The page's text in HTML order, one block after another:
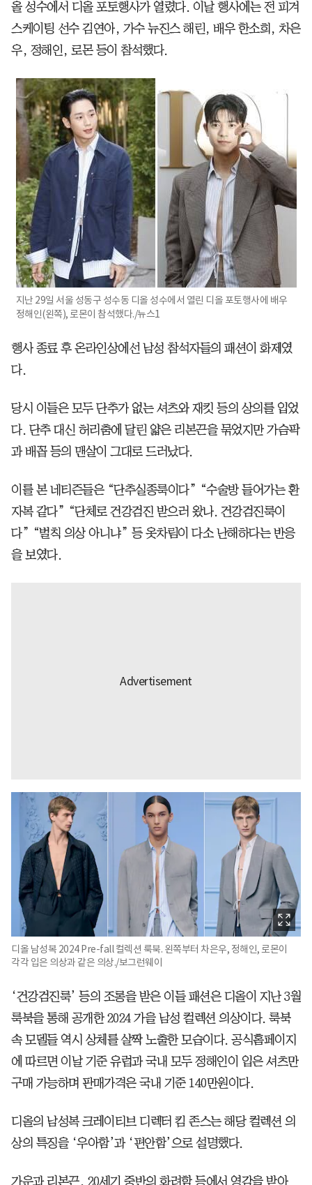
올 성수에서 디올 포토행사가 열렸다. 이날 행사에는 전 피겨
스케이팅 선수 김연아, 가수 뉴진스 해린, 배우 한소희, 차은
우, 정해인, 로몬 등이 참석했다.
지난 29일 서울 성동구 성수동 디올 성수에서 열린 디올 포토행사에 배우
정해인(왼쪽), 로몬이 참석했다./뉴스1
행사 종료 후 온라인상에선 남성 참석자들의 패션이 화제였
다.
당시 이들은 모두 단추가 없는 셔츠와 재킷 등의 상의를 입었
다. 단추 대신 허리춤에 달린 얇은 리본끈을 묶었지만 가슴팍
과 배꼽 등의 맨살이 그대로 드러났다.
이를 본 네티즌들은 “단추실종룩이다” “수술방 들어가는 환
자복 같다” “단체로 건강검진 받으러 왔나. 건강검진룩이
다” “벌칙 의상 아니냐” 등 옷차림이 다소 난해하다는 반응
을 보였다.
디올 남성복 2024 Pre-fall 컬렉션 룩북. 왼쪽부터 차은우, 정해인, 로몬이
각각 입은 의상과 같은 의상./보그런웨이
‘건강검진룩’ 등의 조롱을 받은 이들 패션은 디올이 지난 3월
룩북을 통해 공개한 2024 가을 남성 컬렉션 의상이다. 룩북
속 모델들 역시 상체를 살짝 노출한 모습이다. 공식홈페이지
에 따르면 이날 기준 유럽과 국내 모두 정해인이 입은 셔츠만
구매 가능하며 판매가격은 국내 기준 140만원이다.
디올의 남성복 크레이티브 디렉터 킴 존스는 해당 컬렉션 의
상의 특징을 ‘우아함’과 ‘편안함’으로 설명했다.
가운과 리본끈, 20세기 중반의 화려함 등에서 영감을 받아